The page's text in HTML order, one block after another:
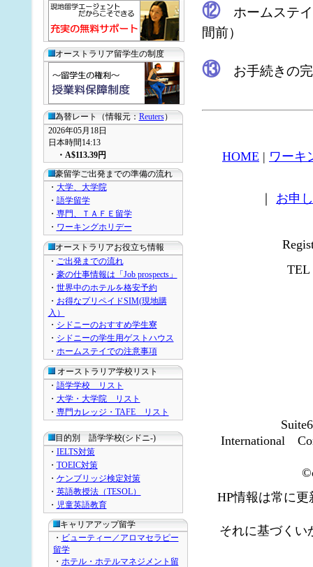
オーストラリア留学生の制度
為替レート（情報元： Reuters）
2026年05月18日
日本時間14:13
・ A$113.39円
豪留学ご出発までの準備の流れ
・ 大学、大学院
・ 語学留学
・ 専門、ＴＡＦＥ留学
・ ワーキングホリデー
オーストラリアお役立ち情報
・ ご出発までの流れ
・ 豪の仕事情報は「Job prospects」
・ 世界中のホテルを格安予約
・ お得なプリペイドSIM(現地購
入）
・ シドニーのおすすめ学生寮
・ シドニーの学生用ゲストハウス
・ ホームステイでの注意事項
オーストラリア学校リスト
・ 語学学校 リスト
・ 大学・大学院 リスト
・ 専門カレッジ・TAFE リスト
目的別 語学学校(シドニ-)
・ IELTS対策
・ TOEIC対策
・ ケンブリッジ検定対策
・ 英語教授法（TESOL）
・ 児童英語教育
キャリアアップ留学
・ ビューティー／アロマセラピー
留学
・ ホテル・ホテルマネジメント留
⑫ホームステイ
間前）
⑬お手続きの完
HOME | ワーキ
お申
International
HP情報は常に
それに基づくい